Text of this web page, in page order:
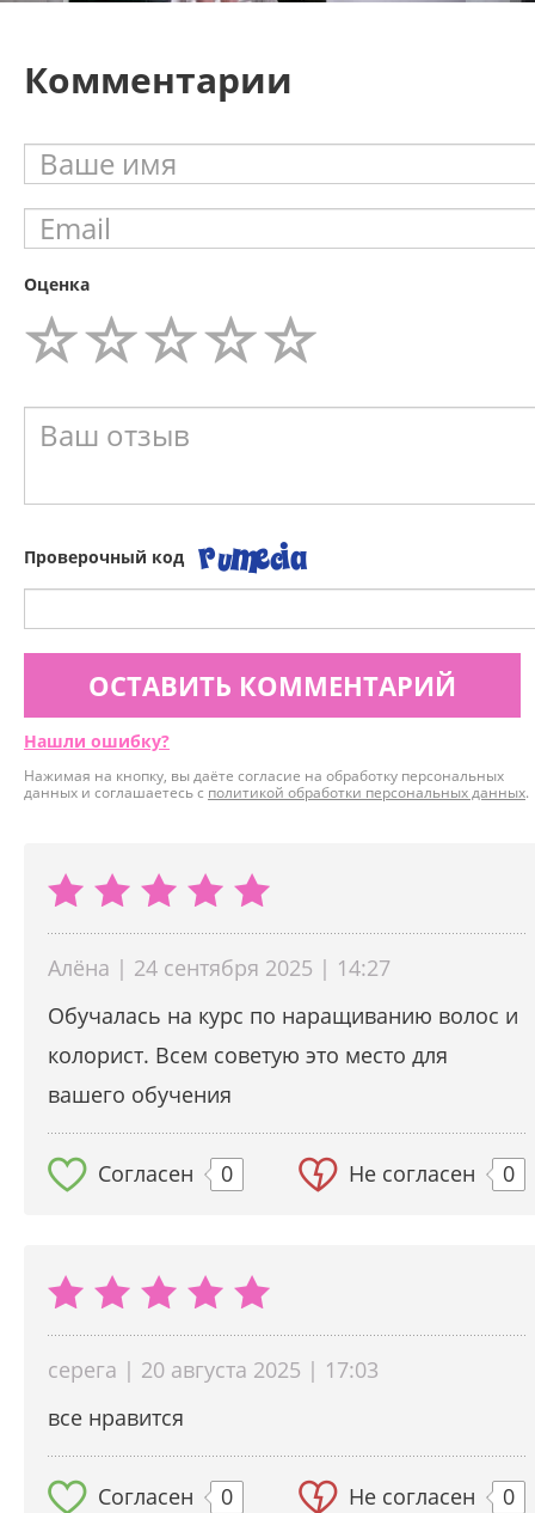
Комментарии
Оценка
Проверочный код
ОСТАВИТЬ КОММЕНТАРИЙ
Нашли ошибку?
Нажимая на кнопку, вы даёте согласие на обработку персональных
данных и соглашаетесь с политикой обработки персональных данных.
Алёна | 24 сентября 2025 | 14:27
Обучалась на курс по наращиванию волос и
колорист. Всем советую это место для
вашего обучения
Согласен 0 Не согласен 0
серега | 20 августа 2025 | 17:03
все нравится
Согласен 0 Не согласен 0